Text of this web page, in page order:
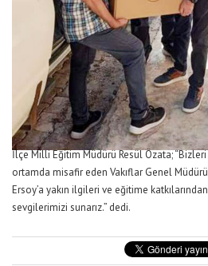
İlçe Milli Eğitim Müdürü Resül Özata;
ortamda misafir eden Vakıflar Genel
Ersoy’a yakın ilgileri ve eğitime
sevgilerimizi sunarız.” dedi.